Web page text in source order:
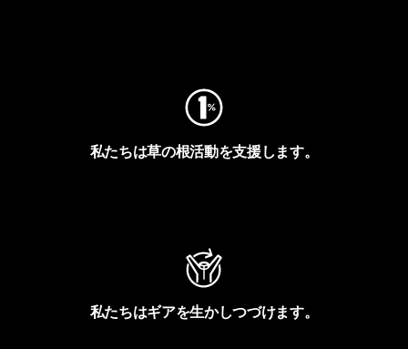
私たちは草の根活動を支援します。
私たちはギアを生かしつづけます。